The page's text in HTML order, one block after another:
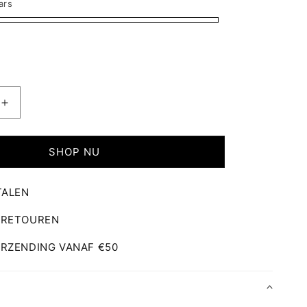
Aantal
verhogen
voor
Mallorca
Kofferset
2
SHOP NU
VANAF €50